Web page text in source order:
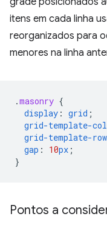
itens em cada linha
reorganizados para
menores na linha
.masonry {
display : grid ;
grid-template-
grid-template-
gap : 10px ;
}
Pontos a